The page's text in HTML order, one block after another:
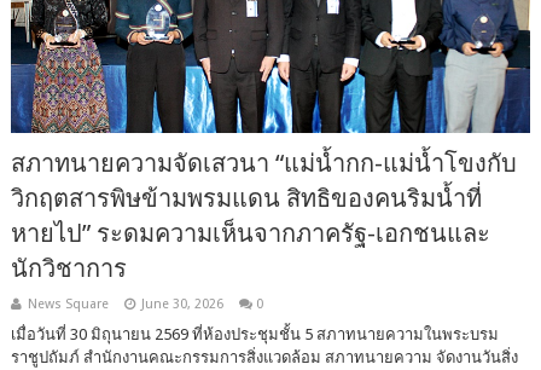
สภาทนายความจัดเสวนา “แม่น้ำกก-แม่น้ำโขงกับ
วิกฤตสารพิษข้ามพรมแดน สิทธิของคนริมน้ำที่
หายไป” ระดมความเห็นจากภาครัฐ-เอกชนและ
นักวิชาการ
News Square June 30, 2026 0
เมื่อวันที่ 30 มิถุนายน 2569 ที่ห้องประชุมชั้น 5 สภาทนายความในพระบรม
ราชูปถัมภ์ สำนักงานคณะกรรมการสิ่งแวดล้อม สภาทนายความ จัดงานวันสิ่ง